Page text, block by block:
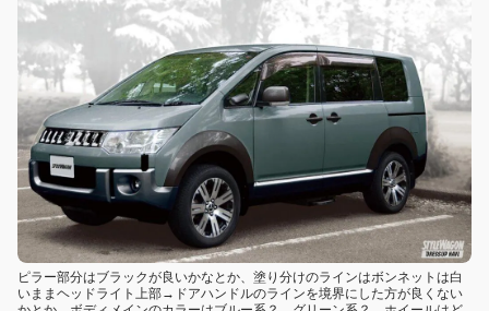
ピラー部分はブラックが良いかなとか、塗り分けのラインはボンネットは白
いままヘッドライト上部→ドアハンドルのラインを境界にした方が良くない